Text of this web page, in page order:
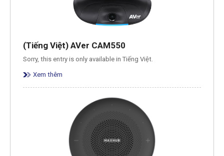
(Tiếng Việt) AVer CAM550
Sorry, this entry is only available in Tiếng Việt.
Xem thêm